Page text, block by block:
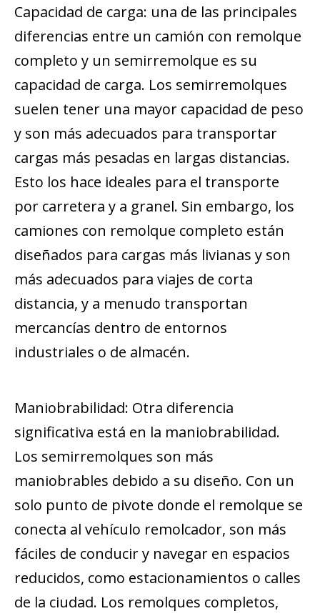
Capacidad de carga: una de las principales
diferencias entre un camión con remolque
completo y un semirremolque es su
capacidad de carga. Los semirremolques
suelen tener una mayor capacidad de peso
y son más adecuados para transportar
cargas más pesadas en largas distancias.
Esto los hace ideales para el transporte
por carretera y a granel. Sin embargo, los
camiones con remolque completo están
diseñados para cargas más livianas y son
más adecuados para viajes de corta
distancia, y a menudo transportan
mercancías dentro de entornos
industriales o de almacén.
Maniobrabilidad: Otra diferencia
significativa está en la maniobrabilidad.
Los semirremolques son más
maniobrables debido a su diseño. Con un
solo punto de pivote donde el remolque se
conecta al vehículo remolcador, son más
fáciles de conducir y navegar en espacios
reducidos, como estacionamientos o calles
de la ciudad. Los remolques completos,